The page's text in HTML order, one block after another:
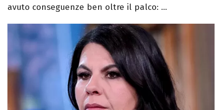
avuto conseguenze ben oltre il palco: ...